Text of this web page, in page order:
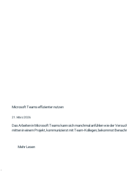
Microsoft Teams effizienter nutzen
21. März 2026
Das Arbeiten in Microsoft Teams kann sich manchmal anfühlen wie der
mitten in einem Projekt, kommunizierst mit Team-Kollegen, bekommst
Mehr Lesen